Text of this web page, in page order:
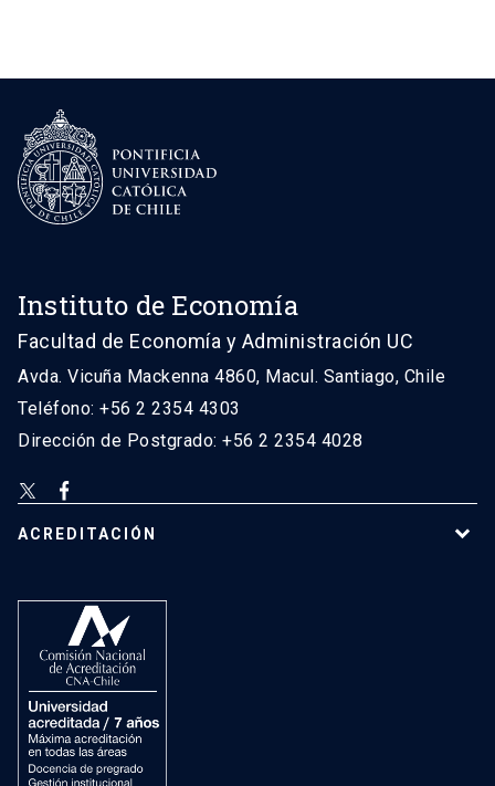
Instituto de Economía
Facultad de Economía y Administración UC
Avda. Vicuña Mackenna 4860, Macul. Santiago, Chile
Teléfono: +56 2 2354 4303
Dirección de Postgrado: +56 2 2354 4028
ACREDITACIÓN